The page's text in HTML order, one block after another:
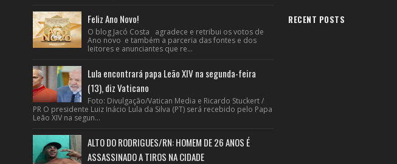
Feliz Ano Novo!
O blog Jacó Costa agradece e retribui os votos de
Ano novo e também a parceria das fontes e dos
leitores e anunciantes que re...
Lula encontrará papa Leão XIV na segunda-feira
(13), diz Vaticano
Foto: Divulgação/Vatican Media e Ricardo Stuckert /
PR O presidente Luiz Inácio Lula da Silva (PT) será recebido pelo Papa
Leão XIV na segun...
ALTO DO RODRIGUES/RN: HOMEM DE 26 ANOS É
ASSASSINADO A TIROS NA CIDADE
RECENT POSTS